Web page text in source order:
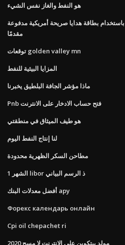
هو النفط والغاز نفس الشيء
بطاقة هدايا صريحة أمريكية مدفوعة
مقدمًا
توقعات golden valley mn
المزايا البيئية للنفط
ماذا مؤشر الجافة البلطيق يخبرنا
Pnb فتح حساب الادخار على الانترنت
هو طيف الميثاق في منطقتي
لنا إنتاج النفط اليوم
مطاحن السكر الظهرية محدودة
1 الشهر libor ذ الرسم البياني
أفضل معدلات البنك apy
Форекс календарь онлайн
Cpi oil chepachet ri
مولد بيتكوين على الانترنت لا مسح 2020